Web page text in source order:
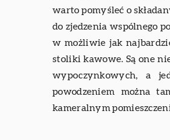
warto pomyśleć o
do zjedzenia wspólnego
w możliwie jak
stoliki kawowe. Są one
wypoczynkowych, a
powodzeniem można
kameralnym